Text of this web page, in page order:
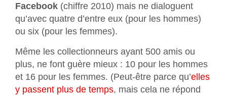
Facebook (chiffre 2010) mais ne dialoguent
qu’avec quatre d’entre eux (pour les hommes)
ou six (pour les femmes).
Même les collectionneurs ayant 500 amis ou
plus, ne font guère mieux : 10 pour les hommes
et 16 pour les femmes. (Peut-être parce qu’elles
y passent plus de temps, mais cela ne répond